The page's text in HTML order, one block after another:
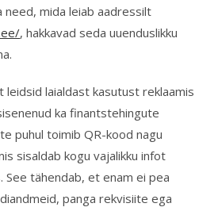
need, mida leiab aadressilt
, hakkavad seda uuenduslikku
leidsid laialdast kasutust reklaamis
ka finantstehingute
puhul toimib QR-kood nagu
sisaldab kogu vajalikku infot
tähendab, et enam ei pea
panga rekvisiite ega